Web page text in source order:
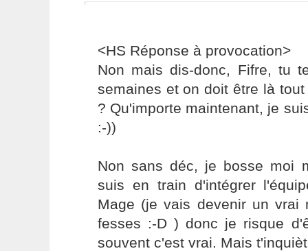
<HS Réponse à provocation>
Non mais dis-donc, Fifre, tu
semaines et on doit être là
? Qu'importe maintenant, je
:-))
Non sans déc, je bosse moi
suis en train d'intégrer
Mage (je vais devenir un vrai
fesses :-D ) donc je risque
souvent c'est vrai. Mais